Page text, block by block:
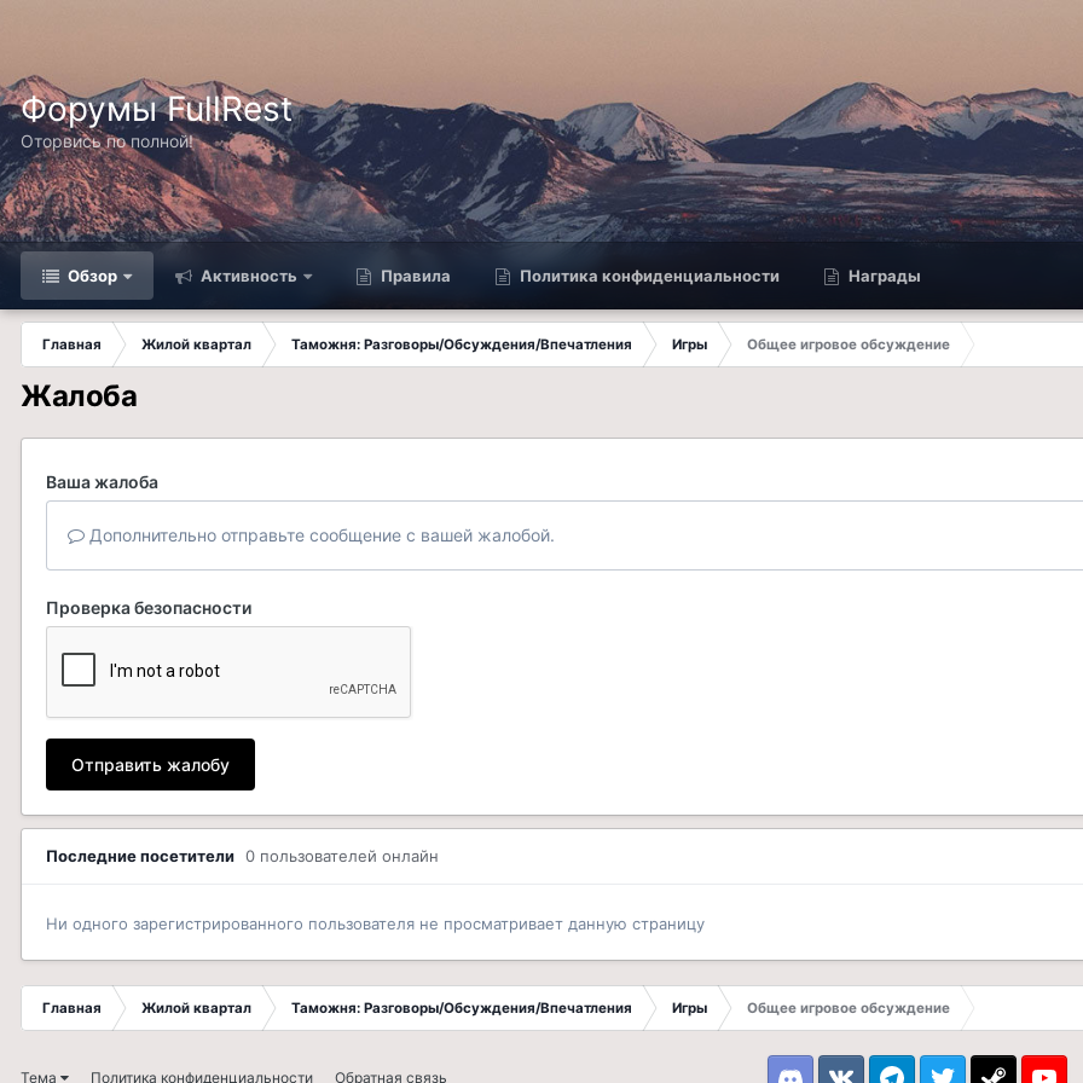
Форумы FullRest
Оторвись по полной!
Обзор Активность Правила Политика конфиденциальности Награды
Главная Жилой квартал Таможня: Разговоры/Обсуждения/Впечатления Игры
Общее игровое обсуждение
Жалоба
Ваша жалоба
Дополнительно отправьте сообщение с вашей жалобой.
Проверка безопасности
Отправить жалобу
Последние посетители 0 пользователей онлайн
Ни одного зарегистрированного пользователя не просматривает данную страницу
Главная Жилой квартал Таможня: Разговоры/Обсуждения/Впечатления Игры Общее игровое обсуждение
Тема Политика конфиденциальности Обратная связь